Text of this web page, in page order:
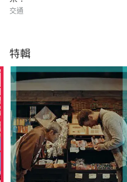
交通
特輯